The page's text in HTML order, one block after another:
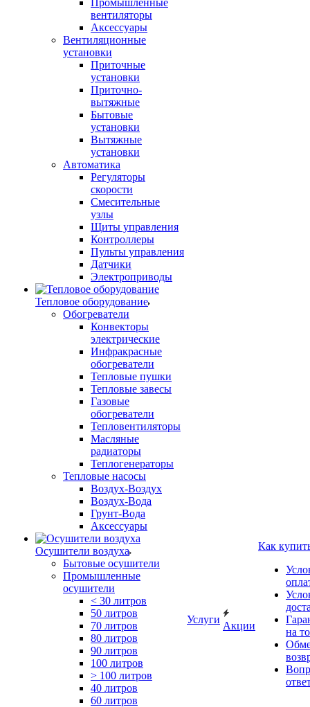
Промышленные
вентиляторы
Аксессуары
Вентиляционные
установки
Приточные
установки
Приточно-
вытяжные
Бытовые
установки
Вытяжные
установки
Автоматика
Регуляторы
скорости
Смесительные
узлы
Щиты управления
Контроллеры
Пульты управления
Датчики
Электроприводы
Тепловое оборудование
Обогреватели
Конвекторы
электрические
Инфракрасные
обогреватели
Тепловые пушки
Тепловые завесы
Газовые
обогреватели
Тепловентиляторы
Масляные
радиаторы
Теплогенераторы
Тепловые насосы
Воздух-Воздух
Воздух-Вода
Грунт-Вода
Аксессуары
Осушители воздуха
Бытовые осушители
Промышленные
осушители
< 30 литров
50 литров
70 литров
80 литров
90 литров
100 литров
> 100 литров
40 литров
60 литров
Услуги
Акции
Как
на